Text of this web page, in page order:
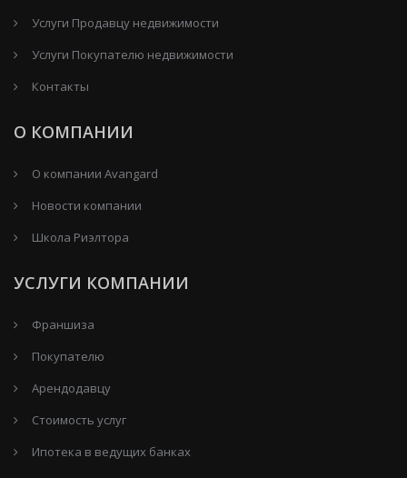
Услуги Продавцу недвижимости
Услуги Покупателю недвижимости
Контакты
О КОМПАНИИ
О компании Avangard
Новости компании
Школа Риэлтора
УСЛУГИ КОМПАНИИ
Франшиза
Покупателю
Арендодавцу
Стоимость услуг
Ипотека в ведущих банках